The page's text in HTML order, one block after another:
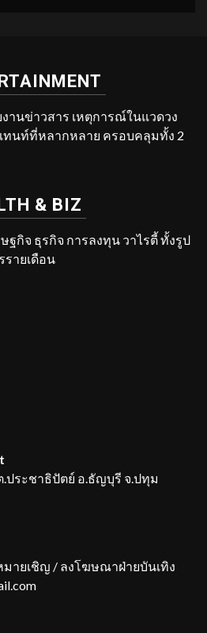
านข่าวสาร เหตุการณ์ในแวดวง
ทนท์ที่หลากหลาย ครอบคลุมทั้ง 2
& BIZ
ฐกิจ ธุรกิจ การลงทุน วาไรตี้ ทั้งรูป
รายเดือน
.ประชาธิปัตย์ อ.ธัญบุรี จ.ปทุม
ายเชิญ / ลงโฆษณาฝ่ายบันเทิง